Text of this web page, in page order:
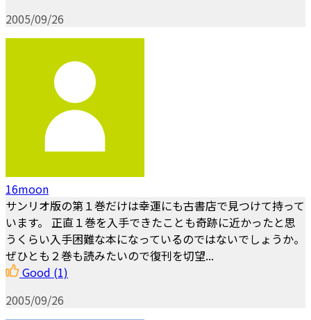
2005/09/26
16moon
サンリオ版の第１巻だけは幸運にも古書店で見つけて持って
います。 正直１巻を入手できたことも奇跡に近かったと思
うくらい入手困難な本になっているのではないでしょうか。
ぜひとも２巻も読みたいので復刊を切望...
Good (1)
2005/09/26